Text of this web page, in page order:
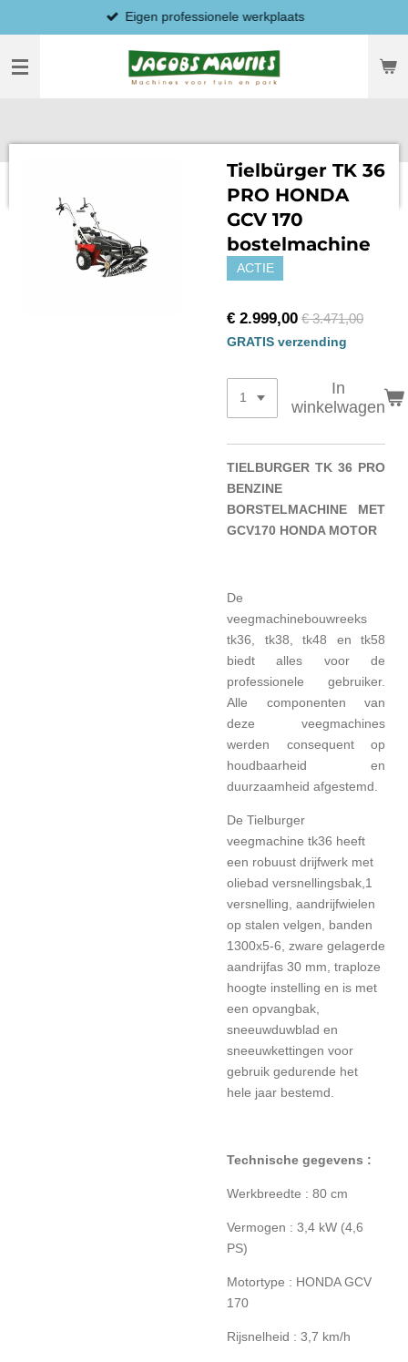
direct
naar
hoofdinhoud
Eigen professionele werkplaats
Tielbürger TK 36
PRO HONDA
GCV 170
bostelmachine
ACTIE
€ 2.999,00 € 3.471,00
GRATIS verzending
In
winkelwagen
TIELBURGER TK 36 PRO
BENZINE
BORSTELMACHINE MET
GCV170 HONDA MOTOR
De
veegmachinebouwreeks
tk36, tk38, tk48 en tk58
biedt alles voor de
professionele gebruiker.
Alle componenten van
deze veegmachines
werden consequent op
houdbaarheid en
duurzaamheid afgestemd.
De Tielburger
veegmachine tk36 heeft
een robuust drijfwerk met
oliebad versnellingsbak,1
versnelling, aandrijfwielen
op stalen velgen, banden
1300x5-6, zware gelagerde
aandrijfas 30 mm, traploze
hoogte instelling en is met
een opvangbak,
sneeuwduwblad en
sneeuwkettingen voor
gebruik gedurende het
hele jaar bestemd.
Technische gegevens :
Werkbreedte : 80 cm
Vermogen : 3,4 kW (4,6
PS)
Motortype : HONDA GCV
170
Rijsnelheid : 3,7 km/h